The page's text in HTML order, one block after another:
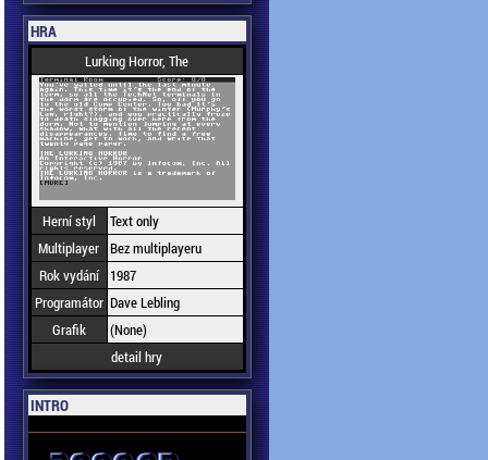
HRA
Lurking Horror, The
Herní styl
Text only
Multiplayer Bez multiplayeru
Rok vydání
1987
Programátor Dave Lebling
Grafik
(None)
detail hry
INTRO